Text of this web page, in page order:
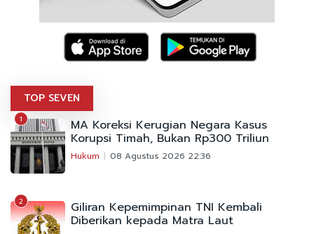
TOP SEVEN
1 MA Koreksi Kerugian Negara Kasus
Korupsi Timah, Bukan Rp300 Triliun
Hukum 08 Agustus 2026 22:36
2 Giliran Kepemimpinan TNI Kembali
Diberikan kepada Matra Laut